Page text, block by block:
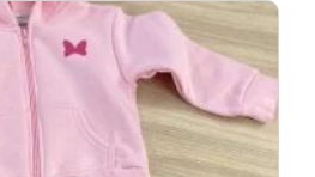
32.00€. 19.20€.